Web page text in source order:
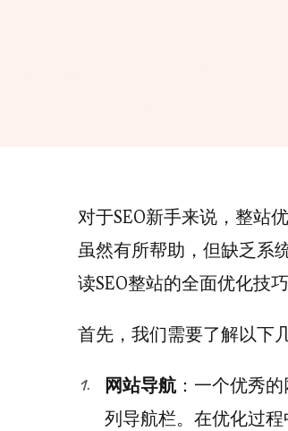
对于SEO新手来说，整站
虽然有所帮助，但缺乏系
读SEO整站的全面优化技巧
首先，我们需要了解以下
网站导航：一个优秀
列导航栏。在优化过程